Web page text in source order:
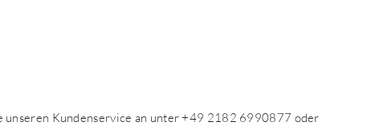
unseren Kundenservice an unter +49 2182 6990877 oder